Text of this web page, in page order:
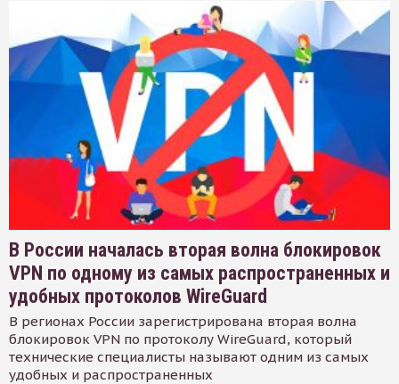
В России началась вторая волна блокировок
VPN по одному из самых распространенных и
удобных протоколов WireGuard
В регионах России зарегистрирована вторая волна
блокировок VPN по протоколу WireGuard, который
технические специалисты называют одним из самых
удобных и распространенных